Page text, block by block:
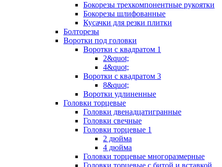
Бокорезы трехкомпонентные рукоятки
Бокорезы шлифованные
Кусачки для резки плитки
Болторезы
Воротки под головки
Воротки с квадратом 1
2&quot;
4&quot;
Воротки с квадратом 3
8&quot;
Воротки удлиненные
Головки торцевые
Головки двенадцатигранные
Головки свечные
Головки торцевые 1
2 дюйма
4 дюйма
Головки торцевые многоразмерные
Головки торцевые с битой и вставкой